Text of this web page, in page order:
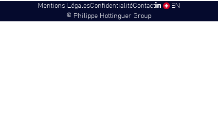
© Philippe Hottinguer Group
Mentions LégalesConfidentialitéContact SW EN